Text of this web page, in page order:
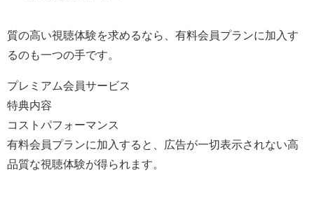
質の高い視聴体験を求めるなら、有料会員プランに加入す
るのも一つの手です。
プレミアム会員サービス
特典内容
コストパフォーマンス
有料会員プランに加入すると、広告が一切表示されない高
品質な視聴体験が得られます。